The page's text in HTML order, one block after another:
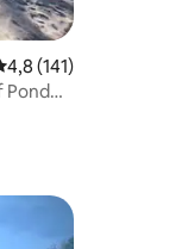
4,8 (141)
Pond★